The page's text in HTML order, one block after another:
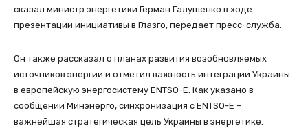
сказал министр энергетики Герман Галушенко в ходе
презентации инициативы в Глазго, передает пресс-служба.
Он также рассказал о планах развития возобновляемых
источников энергии и отметил важность интеграции Украины
в европейскую энергосистему ENTSO-E. Как указано в
сообщении Минэнерго, синхронизация с ENTSO-E –
важнейшая стратегическая цель Украины в энергетике.